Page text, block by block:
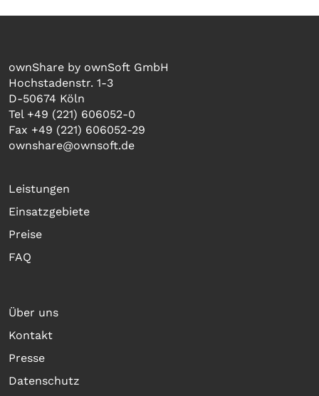
ownShare by ownSoft GmbH
Hochstadenstr. 1-3
D-50674 Köln
Tel +49 (221) 606052-0
Fax +49 (221) 606052-29
ownshare@ownsoft.de
Leistungen
Einsatzgebiete
Preise
FAQ
Über uns
Kontakt
Presse
Datenschutz